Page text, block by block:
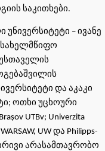
საკითხები.
– ივანე
სახელმწიფო
და აკაკი
ოთხი უცხოური
UTBv; Univerzita
UW და Philipps-
არასამთავრობო